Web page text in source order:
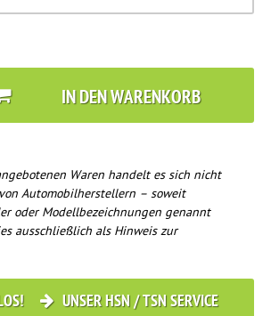
IN DEN WARENKORB
Waren handelt es sich nicht
Automobilherstellern – soweit
oder Modellbezeichnungen genannt
ausschließlich als Hinweis zur
UNSER HSN / TSN SERVICE